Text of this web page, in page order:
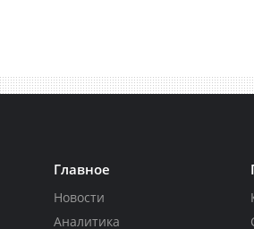
Главное
Новости
Аналитика